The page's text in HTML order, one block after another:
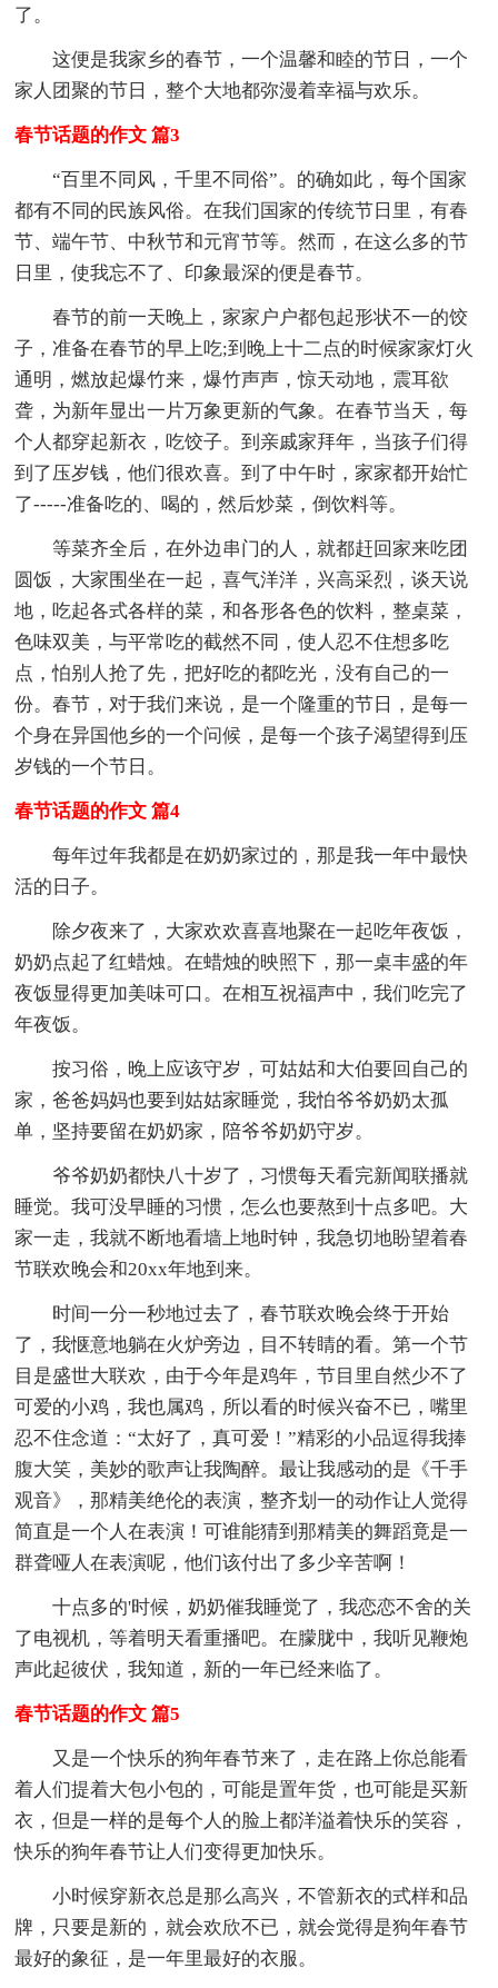
了。
这便是我家乡的春节，一个温馨和睦的节日，一个
家人团聚的节日，整个大地都弥漫着幸福与欢乐。
春节话题的作文 篇3
“百里不同风，千里不同俗”。的确如此，每个国家
都有不同的民族风俗。在我们国家的传统节日里，有春
节、端午节、中秋节和元宵节等。然而，在这么多的节
日里，使我忘不了、印象最深的便是春节。
春节的前一天晚上，家家户户都包起形状不一的饺
子，准备在春节的早上吃;到晚上十二点的时候家家灯火
通明，燃放起爆竹来，爆竹声声，惊天动地，震耳欲
聋，为新年显出一片万象更新的气象。在春节当天，每
个人都穿起新衣，吃饺子。到亲戚家拜年，当孩子们得
到了压岁钱，他们很欢喜。到了中午时，家家都开始忙
了-----准备吃的、喝的，然后炒菜，倒饮料等。
等菜齐全后，在外边串门的人，就都赶回家来吃团
圆饭，大家围坐在一起，喜气洋洋，兴高采烈，谈天说
地，吃起各式各样的菜，和各形各色的饮料，整桌菜，
色味双美，与平常吃的截然不同，使人忍不住想多吃
点，怕别人抢了先，把好吃的都吃光，没有自己的一
份。春节，对于我们来说，是一个隆重的节日，是每一
个身在异国他乡的一个问候，是每一个孩子渴望得到压
岁钱的一个节日。
春节话题的作文 篇4
每年过年我都是在奶奶家过的，那是我一年中最快
活的日子。
除夕夜来了，大家欢欢喜喜地聚在一起吃年夜饭，
奶奶点起了红蜡烛。在蜡烛的映照下，那一桌丰盛的年
夜饭显得更加美味可口。在相互祝福声中，我们吃完了
年夜饭。
按习俗，晚上应该守岁，可姑姑和大伯要回自己的
家，爸爸妈妈也要到姑姑家睡觉，我怕爷爷奶奶太孤
单，坚持要留在奶奶家，陪爷爷奶奶守岁。
爷爷奶奶都快八十岁了，习惯每天看完新闻联播就
睡觉。我可没早睡的习惯，怎么也要熬到十点多吧。大
家一走，我就不断地看墙上地时钟，我急切地盼望着春
节联欢晚会和20xx年地到来。
时间一分一秒地过去了，春节联欢晚会终于开始
了，我惬意地躺在火炉旁边，目不转睛的看。第一个节
目是盛世大联欢，由于今年是鸡年，节目里自然少不了
可爱的小鸡，我也属鸡，所以看的时候兴奋不已，嘴里
忍不住念道：“太好了，真可爱！”精彩的小品逗得我捧
腹大笑，美妙的歌声让我陶醉。最让我感动的是《千手
观音》，那精美绝伦的表演，整齐划一的动作让人觉得
简直是一个人在表演！可谁能猜到那精美的舞蹈竟是一
群聋哑人在表演呢，他们该付出了多少辛苦啊！
十点多的'时候，奶奶催我睡觉了，我恋恋不舍的关
了电视机，等着明天看重播吧。在朦胧中，我听见鞭炮
声此起彼伏，我知道，新的一年已经来临了。
春节话题的作文 篇5
又是一个快乐的狗年春节来了，走在路上你总能看
着人们提着大包小包的，可能是置年货，也可能是买新
衣，但是一样的是每个人的脸上都洋溢着快乐的笑容，
快乐的狗年春节让人们变得更加快乐。
小时候穿新衣总是那么高兴，不管新衣的式样和品
牌，只要是新的，就会欢欣不已，就会觉得是狗年春节
最好的象征，是一年里最好的衣服。